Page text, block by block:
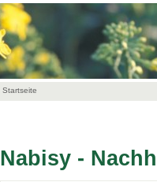
Startseite
Nabisy -